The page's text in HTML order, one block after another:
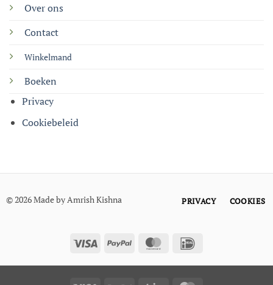
Over ons
Contact
Winkelmand
Boeken
Privacy
Cookiebeleid
© 2026 Made by Amrish Kishna
Visa PayPal MasterCard
PRIVACY COOKIES